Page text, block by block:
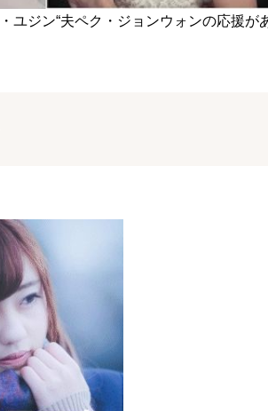
ユジン“夫ペク・ジョンウォンの応援